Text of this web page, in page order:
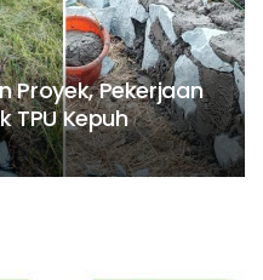
Proyek, Pekerjaan
TPU Kepuh